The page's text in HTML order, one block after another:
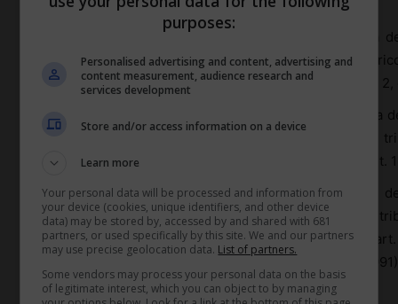
per i dottori agronomi e i dottori forestali la cura
contabilità, curatela, e consulenza dell’impresa
della legge n. 3/1976, come modificato dall’articolo
per gli agrotecnici e gli agrotecnici laureati la cura
funzione contabile, assistenza e rappresentanza
dipendente dell’impresa agricola rappresentata (art.
per i periti agrari e i periti agrari laureati la cura
funzioni contabili, assistenza e rappresentanza
dipendente dell’impresa agricola rappresentata
come modificato dall’articolo 2 della legge n. 54/
purposes:
Personalised advertising and content, advertising and
content measurement, audience research and
services development
Store and/or access information on a device
Learn more
Your personal data will be processed and information from
your device (cookies, unique identifiers, and other device
data) may be stored by, accessed by and shared with 681
partners, or used specifically by this site. We and our partners
may use precise geolocation data. List of partners.
Some vendors may process your personal data on the basis
of legitimate interest, which you can object to by managing